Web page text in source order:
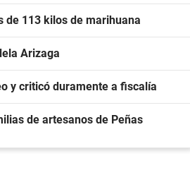
de 113 kilos de marihuana
Arizaga
y criticó duramente a fiscalía
de artesanos de Peñas